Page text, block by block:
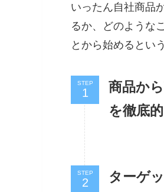
いったん自社商品
るか、どのような
とから始めるとい
STEP
商品か
を徹底
STEP
ターゲ